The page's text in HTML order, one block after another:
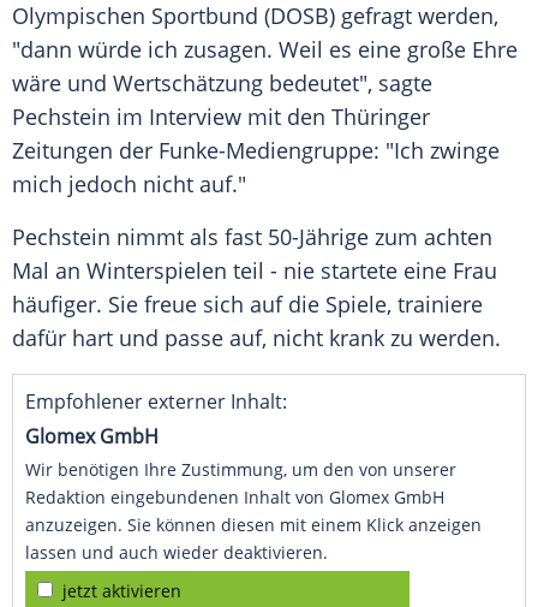
Olympischen Sportbund (DOSB) gefragt werden,
"dann würde ich zusagen. Weil es eine große Ehre
wäre und Wertschätzung bedeutet", sagte
Pechstein im Interview mit den Thüringer
Zeitungen der Funke-Mediengruppe: "Ich zwinge
mich jedoch nicht auf."
Pechstein nimmt als fast 50-Jährige zum achten
Mal an Winterspielen teil - nie startete eine Frau
häufiger. Sie freue sich auf die Spiele, trainiere
dafür hart und passe auf, nicht krank zu werden.
Empfohlener externer Inhalt:
Glomex GmbH
Wir benötigen Ihre Zustimmung, um den von unserer
Redaktion eingebundenen Inhalt von Glomex GmbH
anzuzeigen. Sie können diesen mit einem Klick anzeigen
lassen und auch wieder deaktivieren.
jetzt aktivieren